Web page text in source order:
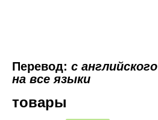
Перевод: с английского
на все языки
товары